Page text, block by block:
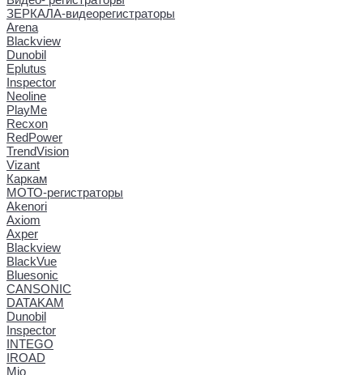
ЗЕРКАЛА-видеорегистраторы
Arena
Blackview
Dunobil
Eplutus
Inspector
Neoline
PlayMe
Recxon
RedPower
TrendVision
Vizant
Каркам
МОТО-регистраторы
Akenori
Axiom
Axper
Blackview
BlackVue
Bluesonic
CANSONIC
DATAKAM
Dunobil
Inspector
INTEGO
IROAD
Mio